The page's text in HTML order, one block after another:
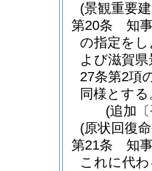
(景観重要
第20条
知
の指定を
よび滋賀
27条第2項
同様とする
(追加
(原状回復
第21条
知
これに代